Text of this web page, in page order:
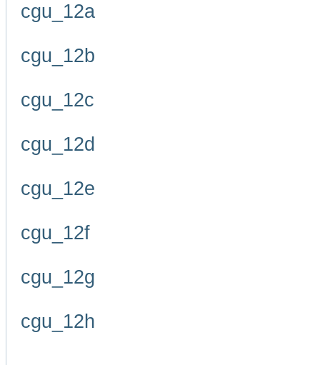
cgu_12a
cgu_12b
cgu_12c
cgu_12d
cgu_12e
cgu_12f
cgu_12g
cgu_12h